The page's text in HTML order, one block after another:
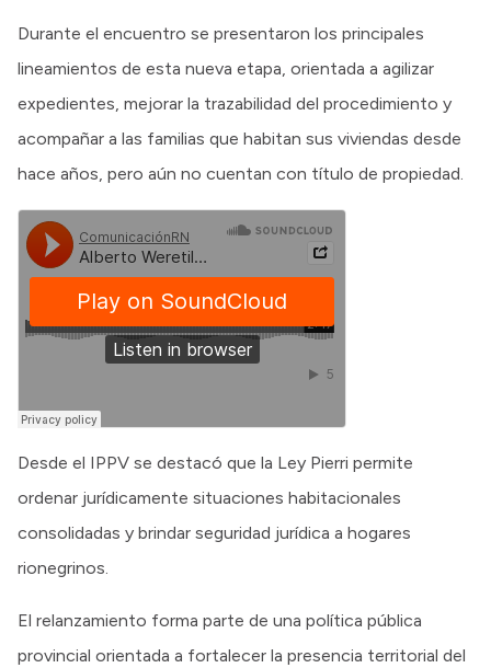
Durante el encuentro se presentaron los principales
lineamientos de esta nueva etapa, orientada a agilizar
expedientes, mejorar la trazabilidad del procedimiento y
acompañar a las familias que habitan sus viviendas desde
hace años, pero aún no cuentan con título de propiedad.
Desde el IPPV se destacó que la Ley Pierri permite
ordenar jurídicamente situaciones habitacionales
consolidadas y brindar seguridad jurídica a hogares
rionegrinos.
El relanzamiento forma parte de una política pública
provincial orientada a fortalecer la presencia territorial del